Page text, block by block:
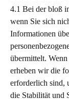
4.1 Bei der bloß
wenn Sie sich
Informationen
übermittelt. Wenn
erheben wir die
erforderlich sind,
die Stabilität und